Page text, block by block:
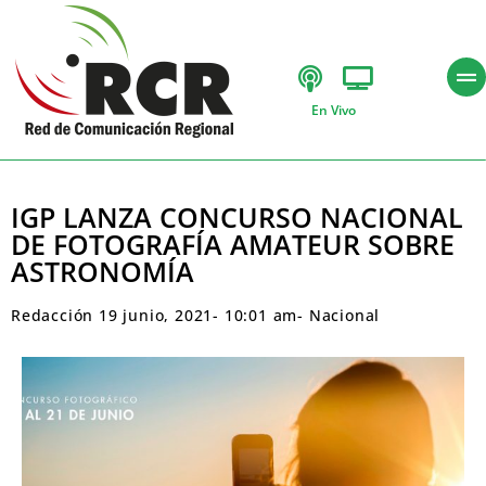
En Vivo
IGP LANZA CONCURSO NACIONAL
DE FOTOGRAFÍA AMATEUR SOBRE
ASTRONOMÍA
Redacción 19 junio, 2021- 10:01 am- Nacional